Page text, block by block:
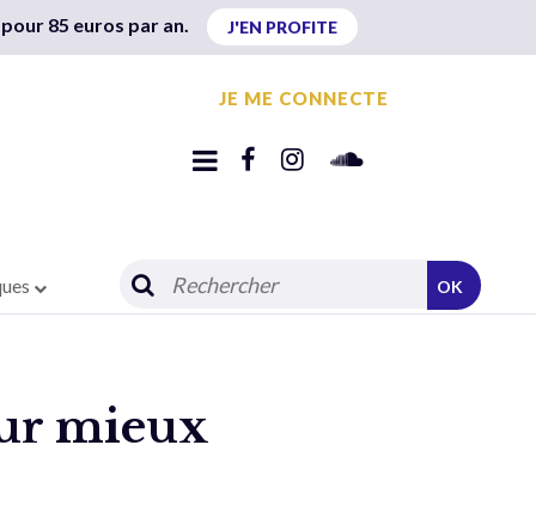
85 euros par an. J'EN PROFITE
JE ME CONNECTE
OK
mieux